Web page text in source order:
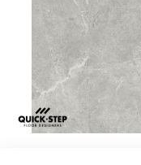
Оплата и доставка
Контакты
Монтаж